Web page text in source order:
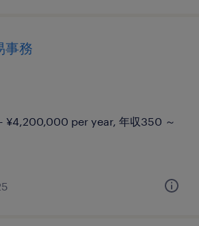
事務
¥4,200,000 per year, 年収350 ～